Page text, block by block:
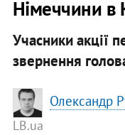
Німеччини в
Учасники акції
звернення
Олександр
LB.ua